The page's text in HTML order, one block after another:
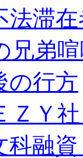
法滞
兄弟
の行方
ＺＹ
融